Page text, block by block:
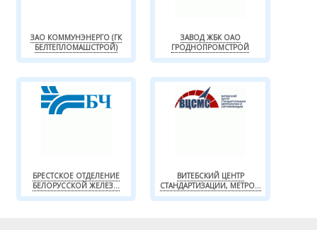
ЗАО КОММУНЭНЕРГО (ГК
БЕЛТЕПЛОМАШСТРОЙ)
ЗАВОД ЖБК ОАО
ГРОДНОПРОМСТРОЙ
БРЕСТСКОЕ ОТДЕЛЕНИЕ
БЕЛОРУССКОЙ ЖЕЛЕЗ...
ВИТЕБСКИЙ ЦЕНТР
СТАНДАРТИЗАЦИИ, МЕТРО...